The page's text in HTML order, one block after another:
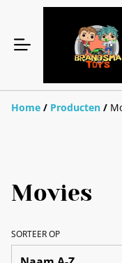
Home / Producten /
Movies
SORTEER OP